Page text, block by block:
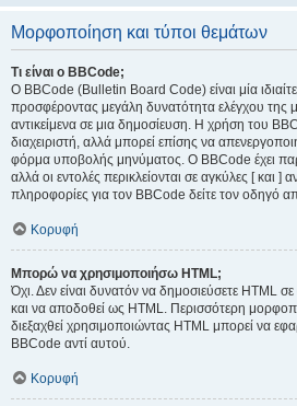
Μορφοποίηση και τύποι θεμάτων
Τι είναι ο BBCode;
Ο BBCode (Bulletin Board Code) είναι μία
προσφέροντας μεγάλη δυνατότητα ελέγχου της
αντικείμενα σε μια δημοσίευση. Η χρήση του
διαχειριστή, αλλά μπορεί επίσης να
φόρμα υποβολής μηνύματος. Ο BBCode έχει
αλλά οι εντολές περικλείονται σε αγκύλες [ και ]
πληροφορίες για τον BBCode δείτε τον οδηγό
Κορυφή
Μπορώ να χρησιμοποιήσω HTML;
Όχι. Δεν είναι δυνατόν να δημοσιεύσετε HTML
και να αποδοθεί ως HTML. Περισσότερη
διεξαχθεί χρησιμοποιώντας HTML μπορεί να
BBCode αντί αυτού.
Κορυφή